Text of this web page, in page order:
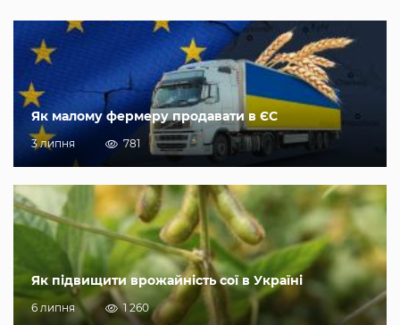
Як малому фермеру продавати в ЄС
3 липня 781
Як підвищити врожайність сої в Україні
6 липня 1 260